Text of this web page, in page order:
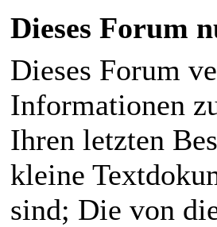
Dieses Forum
Dieses Forum
Informationen
Ihren letzten
kleine
sind; Die von